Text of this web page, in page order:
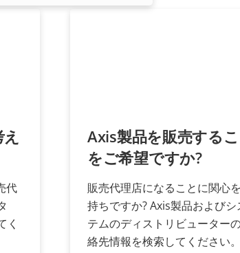
代
く
Axis製品を販売する
をご希望ですか?
販売代理店になることに関心
持ちですか? Axis製品およびシ
テムのディストリビューター
絡先情報を検索してください。